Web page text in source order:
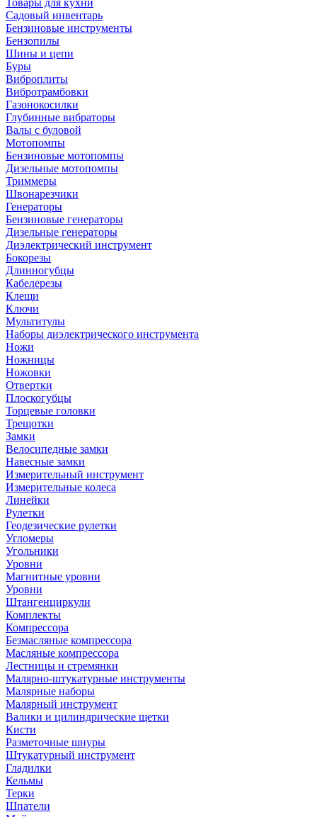
Товары для кухни
Садовый инвентарь
Бензиновые инструменты
Бензопилы
Шины и цепи
Буры
Виброплиты
Вибротрамбовки
Газонокосилки
Глубинные вибраторы
Валы с буловой
Мотопомпы
Бензиновые мотопомпы
Дизельные мотопомпы
Триммеры
Швонарезчики
Генераторы
Бензиновые генераторы
Дизельные генераторы
Диэлектрический инструмент
Бокорезы
Длинногубцы
Кабелерезы
Клещи
Ключи
Мультитулы
Наборы диэлектрического инструмента
Ножи
Ножницы
Ножовки
Отвертки
Плоскогубцы
Торцевые головки
Трещотки
Замки
Велосипедные замки
Навесные замки
Измерительный инструмент
Измерительные колеса
Линейки
Рулетки
Геодезические рулетки
Угломеры
Угольники
Уровни
Магнитные уровни
Уровни
Штангенциркули
Комплекты
Компрессора
Безмасляные компрессора
Масляные компрессора
Лестницы и стремянки
Малярно-штукатурные инструменты
Малярные наборы
Малярный инструмент
Валики и цилиндрические щетки
Кисти
Разметочные шнуры
Штукатурный инструмент
Гладилки
Кельмы
Терки
Шпатели